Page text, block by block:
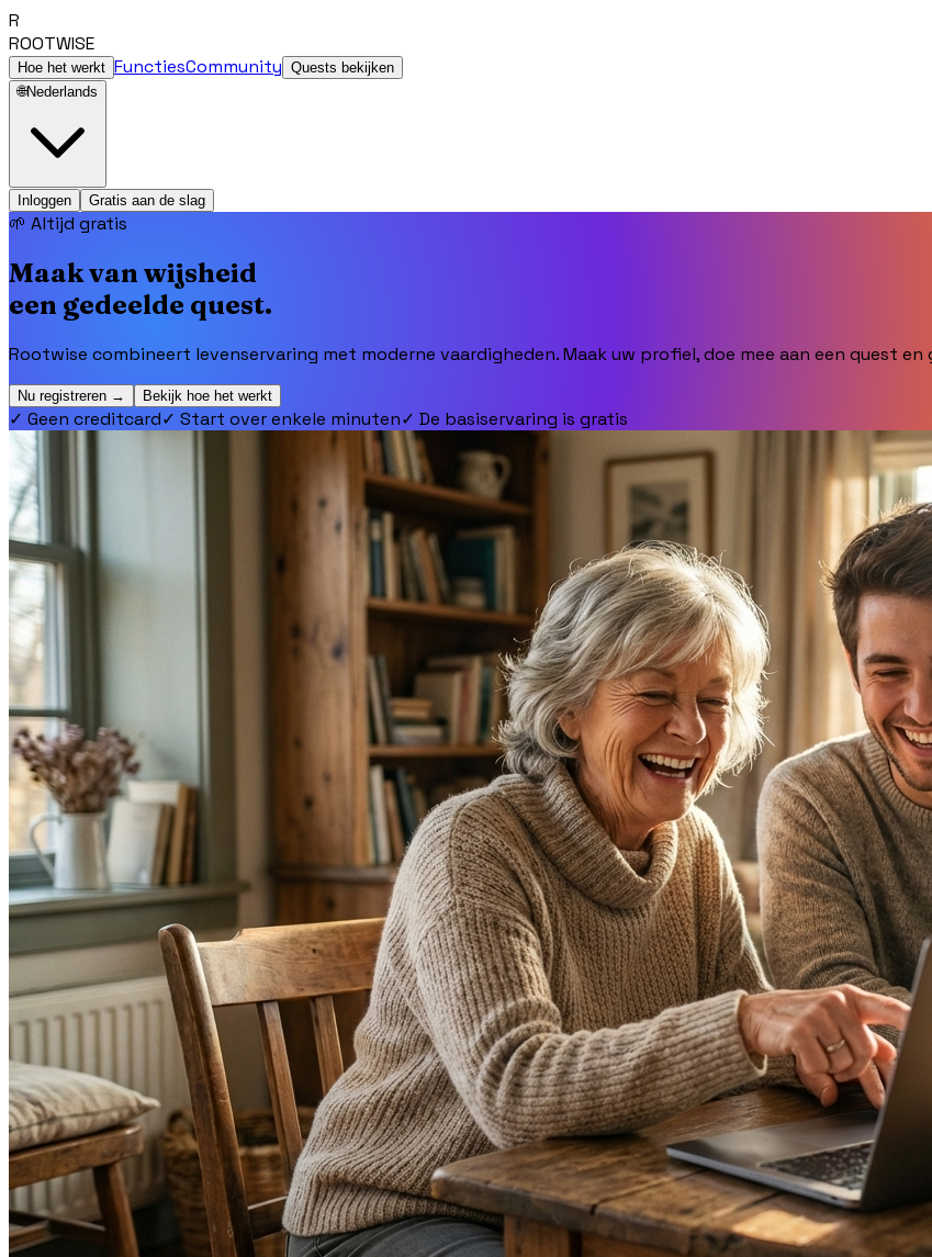
R
ROOTWISE
Hoe het werkt FunctiesCommunity Quests bekijken
🌐Nederlands
Inloggen Gratis aan de slag
🌱 Altijd gratis
Maak van wijsheid
een gedeelde quest.
Rootwise combineert levenservaring met moderne vaardigheden. Maak uw profiel, doe mee aan een quest
Nu registreren → Bekijk hoe het werkt
✓ Geen creditcard✓ Start over enkele minuten✓ De basiservaring is gratis